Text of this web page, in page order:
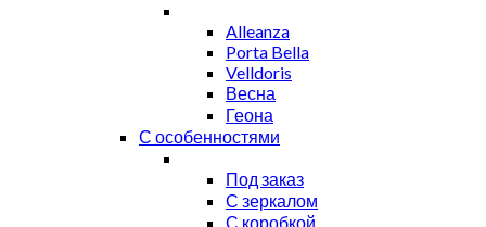
Alleanza
Porta Bella
Velldoris
Весна
Геона
С особенностями
Под заказ
С зеркалом
С коробкой